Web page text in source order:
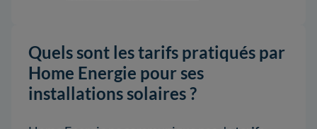
Quels sont les tarifs pratiqués par
Home Energie pour ses
installations solaires ?